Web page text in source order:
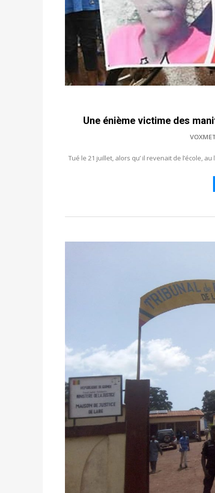
Une énième victime des
Tué le 21 juillet, alors qu’ il revenait de l’école,